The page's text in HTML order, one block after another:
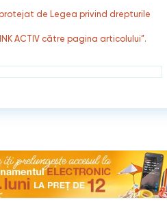
protejat de Legea privind drepturile
ACTIV către pagina articolului”.